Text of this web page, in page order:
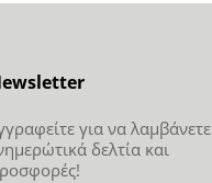
για να λαμβάνετε
δελτία και